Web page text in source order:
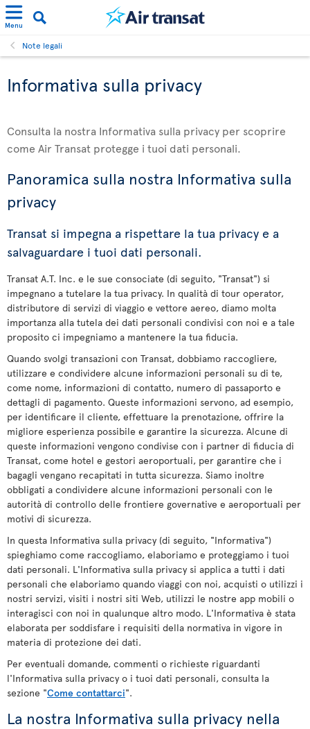
Menu
Note legali
Informativa sulla privacy
Consulta la nostra Informativa sulla privacy per scoprire
come Air Transat protegge i tuoi dati personali.
Panoramica sulla nostra Informativa sulla
privacy
Transat si impegna a rispettare la tua privacy e a
salvaguardare i tuoi dati personali.
Transat A.T. Inc. e le sue consociate (di seguito, "Transat") si
impegnano a tutelare la tua privacy. In qualità di tour operator,
distributore di servizi di viaggio e vettore aereo, diamo molta
importanza alla tutela dei dati personali condivisi con noi e a tale
proposito ci impegniamo a mantenere la tua fiducia.
Quando svolgi transazioni con Transat, dobbiamo raccogliere,
utilizzare e condividere alcune informazioni personali su di te,
come nome, informazioni di contatto, numero di passaporto e
dettagli di pagamento. Queste informazioni servono, ad esempio,
per identificare il cliente, effettuare la prenotazione, offrire la
migliore esperienza possibile e garantire la sicurezza. Alcune di
queste informazioni vengono condivise con i partner di fiducia di
Transat, come hotel e gestori aeroportuali, per garantire che i
bagagli vengano recapitati in tutta sicurezza. Siamo inoltre
obbligati a condividere alcune informazioni personali con le
autorità di controllo delle frontiere governative e aeroportuali per
motivi di sicurezza.
In questa Informativa sulla privacy (di seguito, "Informativa")
spieghiamo come raccogliamo, elaboriamo e proteggiamo i tuoi
dati personali. L'Informativa sulla privacy si applica a tutti i dati
personali che elaboriamo quando viaggi con noi, acquisti o utilizzi i
nostri servizi, visiti i nostri siti Web, utilizzi le nostre app mobili o
interagisci con noi in qualunque altro modo. L'Informativa è stata
elaborata per soddisfare i requisiti della normativa in vigore in
materia di protezione dei dati.
Per eventuali domande, commenti o richieste riguardanti
l'Informativa sulla privacy o i tuoi dati personali, consulta la
sezione "Come contattarci".
La nostra Informativa sulla privacy nella